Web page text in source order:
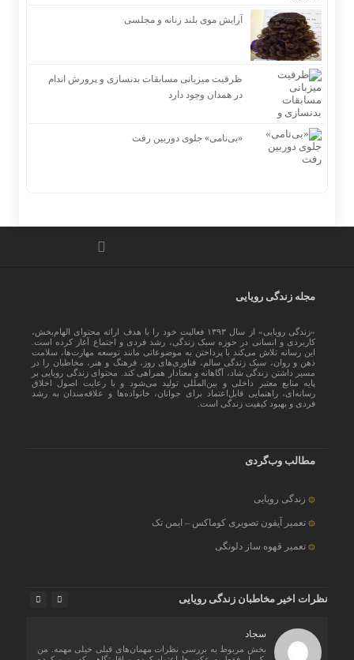
آرایش موی بلند زنانه و مجلسی
ظرفیت میزبانی مسابقات بدنسازی و پرورش اندام
در همدان وجود دارد
«بی‌نامی» جلوی دوربین رفت
مجله زندگی رویایی
«زندگی رویایی» از سال ۱۳۹۳ فعالیت خود را با هدف ارائه محتوای الهام‌بخش،
کاربردی و انسانی در حوزه سبک زندگی، رشد فردی و اجتماع آغاز کرده است.
این رسانه تلاش می‌کند با پرداختن به موضوعاتی مانند توسعه مهارت‌ها، سلامت
ذهن و روان، سبک زندگی سالم، فناوری‌های روز، فرهنگ و هنر، مخاطبان را در
مسیر داشتن زندگی شاد، آگاهانه و معنادار همراهی کند. محتوای زندگی رویایی بر
پایه منابع معتبر داخلی و بین‌المللی تولید می‌شود و با رعایت اصول اخلاق
رسانه‌ای، راهنمایی قابل‌اعتماد برای جوانان، خانواده‌ها و علاقه‌مندان به رشد
فردی و بهبود کیفیت زندگی است.
مطالب وب‌گردی
زندگی رویایی
تعمیر آیفون تصویری کوماکس – ایمن تک
تعمیر قهوه ساز دلونگی
نظرات اخیر مخاطبان زندگی رویایی
سجاد
بخش مربوط به بررسی نظرات مهمان‌های قبلی خیلی مهمه. من